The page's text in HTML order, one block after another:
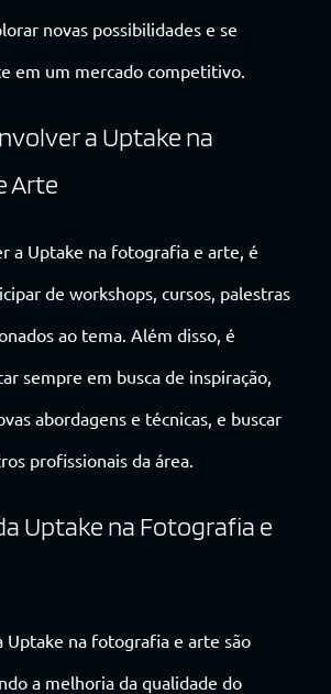
novas possibilidades e se
em um mercado competitivo.
a Uptake na
Arte
a Uptake na fotografia e arte, é
de workshops, cursos, palestras
ao tema. Além disso, é
sempre em busca de inspiração,
abordagens e técnicas, e buscar
profissionais da área.
Uptake na Fotografia e
Uptake na fotografia e arte são
a melhoria da qualidade do